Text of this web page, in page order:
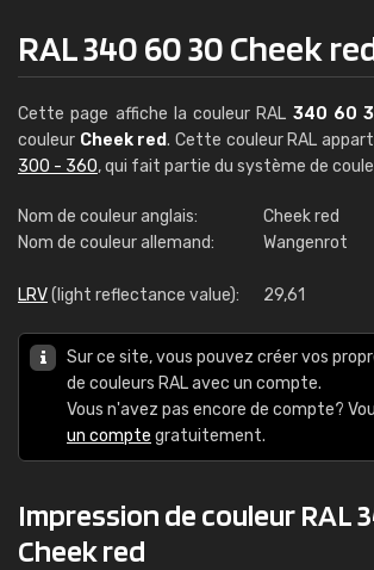
RAL 340 60 30 Cheek
Cette page affiche la couleur RAL 340 60
couleur Cheek red. Cette couleur RAL
300 - 360, qui fait partie du système de
Nom de couleur anglais:
Cheek red
Nom de couleur allemand:
Wangenrot
LRV(light reflectance value): 29,61
Sur ce site, vous pouvez créer vos
de couleurs RAL avec un compte.
Vous n'avez pas encore de compte?
un compte gratuitement.
Impression de couleur RAL
Cheek red